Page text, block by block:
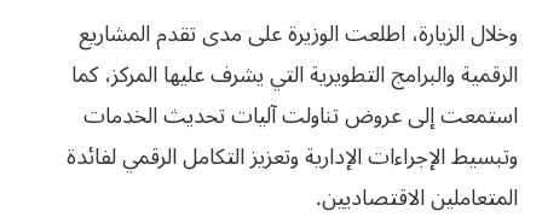
وخلال الزيارة، اطلعت الوزيرة على مدى تقدم المشاريع
الرقمية والبرامج التطويرية التي يشرف عليها المركز، كما
استمعت إلى عروض تناولت آليات تحديث الخدمات
وتبسيط الإجراءات الإدارية وتعزيز التكامل الرقمي لفائدة
المتعاملين الاقتصاديين.